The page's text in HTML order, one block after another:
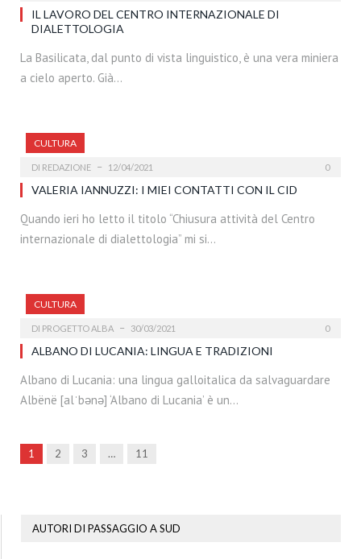
IL LAVORO DEL CENTRO INTERNAZIONALE DI
DIALETTOLOGIA
La Basilicata, dal punto di vista linguistico, è una vera miniera
a cielo aperto. Già…
CULTURA
DI REDAZIONE 12/04/2021 0
VALERIA IANNUZZI: I MIEI CONTATTI CON IL CID
Quando ieri ho letto il titolo “Chiusura attività del Centro
internazionale di dialettologia” mi si…
CULTURA
DI PROGETTO ALBA 30/03/2021 0
ALBANO DI LUCANIA: LINGUA E TRADIZIONI
Albano di Lucania: una lingua galloitalica da salvaguardare
Albënë [alˈbənə] ‘Albano di Lucania’ è un…
1 2 3 … 11
AUTORI DI PASSAGGIO A SUD